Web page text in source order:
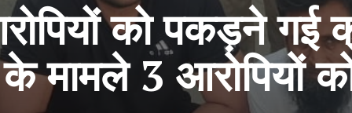
को पकड़ने गई
मामले 3 आरोपियों को